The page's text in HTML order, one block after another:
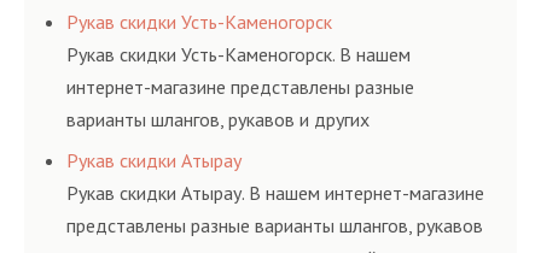
соответствующих ГОСТам, техническим условиям
и нормативам.
Рукав скидки Усть-Каменогорск
Рукав скидки Усть-Каменогорск. В нашем
интернет-магазине представлены разные
варианты шлангов, рукавов и других
резинотехнических изделий, соответствующих
ГОСТам, техническим условиям и нормативам.
Рукав скидки Атырау
Рукав скидки Атырау. В нашем интернет-магазине
представлены разные варианты шлангов, рукавов